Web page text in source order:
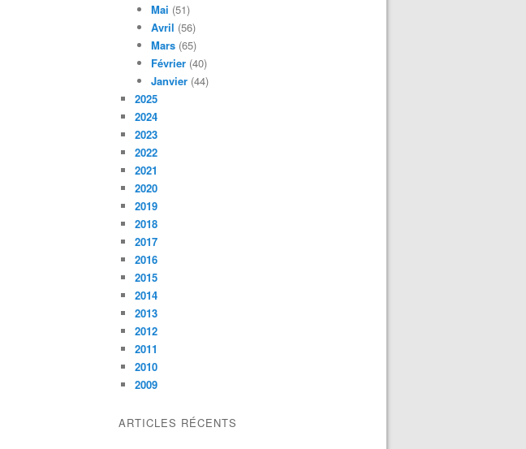
Mai (51)
Avril (56)
Mars (65)
Février (40)
Janvier (44)
2025
2024
2023
2022
2021
2020
2019
2018
2017
2016
2015
2014
2013
2012
2011
2010
2009
ARTICLES RÉCENTS